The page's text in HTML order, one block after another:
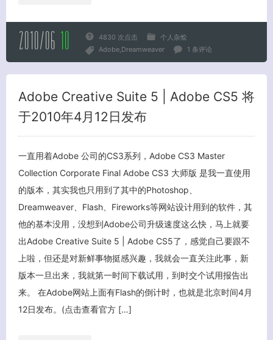
2010/06 10 4830 次点击
个人杂烩
Adobe Dreamweaver 1 条评论
Adobe Creative Suite 5 | Adobe CS5 将
于2010年4月12日发布
一直用着Adobe 公司的CS3系列，Adobe CS3 Master
Collection Corporate Final Adobe CS3 大师版 是我一直使用
的版本，其实我也只用到了其中的Photoshop、
Dreamweaver、Flash、Fireworks等网站设计用到的软件，其
他的基本没用，没想到Adobe公司升级速度这么快，马上就要
出Adobe Creative Suite 5 | Adobe CS5了，感觉自己要跟不
上啦，但还是对新鲜事物挺感兴趣，我就会一直关注此事，新
版本一旦出来，我就第一时间下载试用，到时交个试用报告出
来。 在Adobe网站上面有Flash的倒计时，也就是北京时间4月
12日发布。(点击查看官方 […]
关闭弹窗